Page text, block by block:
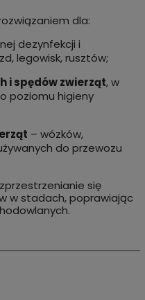
dla:
dezynfekcji i
legowisk, rusztów;
i spędów zwierząt, w
poziomu higieny
– wózków,
do przewozu
się
w stadach, poprawiając